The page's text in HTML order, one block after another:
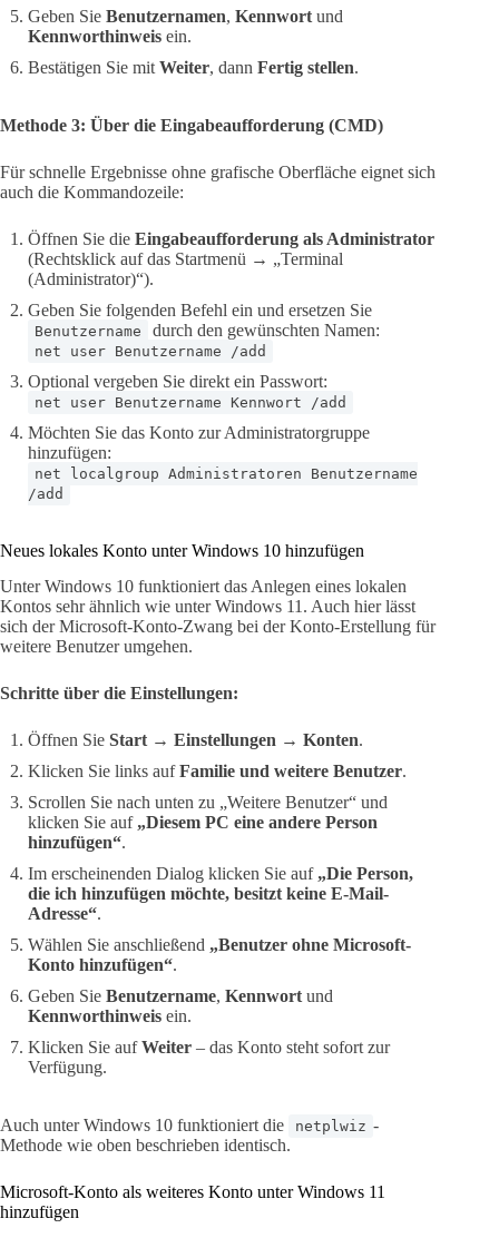
Geben Sie Benutzernamen, Kennwort und
Kennworthinweis ein.
Bestätigen Sie mit Weiter, dann Fertig stellen.
Methode 3: Über die Eingabeaufforderung (CMD)
Für schnelle Ergebnisse ohne grafische Oberfläche eignet sich
auch die Kommandozeile:
Öffnen Sie die Eingabeaufforderung als Administrator
(Rechtsklick auf das Startmenü → „Terminal
(Administrator)“).
Geben Sie folgenden Befehl ein und ersetzen Sie
Benutzername durch den gewünschten Namen:
net user Benutzername /add
Optional vergeben Sie direkt ein Passwort:
net user Benutzername Kennwort /add
Möchten Sie das Konto zur Administratorgruppe
hinzufügen:
net localgroup Administratoren Benutzername
/add
Neues lokales Konto unter Windows 10 hinzufügen
Unter Windows 10 funktioniert das Anlegen eines lokalen
Kontos sehr ähnlich wie unter Windows 11. Auch hier lässt
sich der Microsoft-Konto-Zwang bei der Konto-Erstellung für
weitere Benutzer umgehen.
Schritte über die Einstellungen:
Öffnen Sie Start → Einstellungen → Konten.
Klicken Sie links aufFamilie und weitere Benutzer.
Scrollen Sie nach unten zu „Weitere Benutzer“ und
klicken Sie auf „Diesem PC eine andere Person
hinzufügen“.
Im erscheinenden Dialog klicken Sie auf „Die Person,
die ich hinzufügen möchte, besitzt keine E-Mail-
Adresse“.
Wählen Sie anschließend „Benutzer ohne Microsoft-
Konto hinzufügen“.
Geben Sie Benutzername, Kennwort und
Kennworthinweis ein.
Klicken Sie aufWeiter – das Konto steht sofort zur
Verfügung.
Auch unter Windows 10 funktioniert die netplwiz -
Methode wie oben beschrieben identisch.
Microsoft-Konto als weiteres Konto unter Windows 11
hinzufügen